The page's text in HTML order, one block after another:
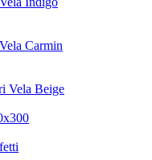
Carmin
Vela Beige